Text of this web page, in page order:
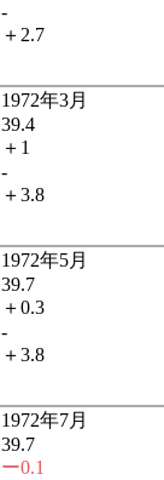
-
＋2.7
1972年3月
39.4
＋1
-
＋3.8
1972年5月
39.7
＋0.3
-
＋3.8
1972年7月
39.7
ー0.1